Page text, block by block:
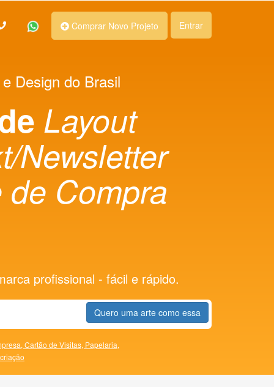
Comprar Novo Projeto Entrar
Design do Brasil
Layout
Newsletter
de Compra
profissional - fácil e rápido.
Quero uma arte como essa
Cartão de Visitas, Papelaria,